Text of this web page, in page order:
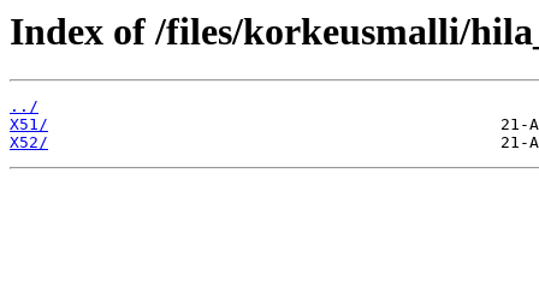
Index of /files/korkeusmalli/
../
X51/
X52/